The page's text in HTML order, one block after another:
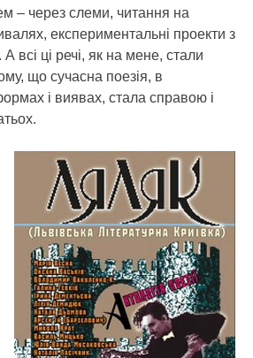
– через слеми, читання на
експериментальні проекти з
всі ці речі, як на мене, стали
що сучасна поезія, в
і виявах, стала справою і